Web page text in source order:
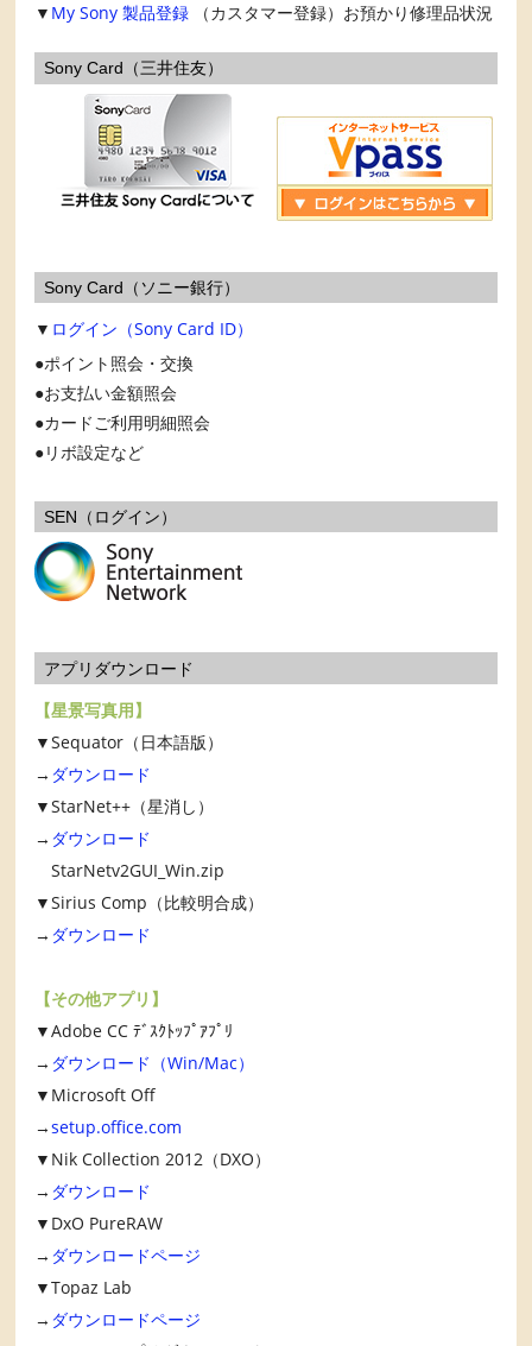
▼ My Sony 製品登録 （カスタマー登録）お預かり修理品状況
Sony Card（三井住友）
Sony Card（ソニー銀行）
▼ ログイン（Sony Card ID）
ポイント照会・交換
お支払い金額照会
カードご利用明細照会
リボ設定など
SEN（ログイン）
アプリダウンロード
【星景写真用】
▼Sequator（日本語版）
→ ダウンロード
▼StarNet++（星消し）
→ ダウンロード
StarNetv2GUI_Win.zip
▼Sirius Comp（比較明合成）
→ ダウンロード
【その他アプリ】
▼Adobe CC ﾃﾞｽｸﾄｯﾌﾟｱﾌﾟﾘ
→ ダウンロード（Win/Mac）
▼Microsoft Off
→setup.office.com
▼Nik Collection 2012（DXO）
→ ダウンロード
▼DxO PureRAW
→ ダウンロードページ
▼Topaz Lab
→ ダウンロードページ